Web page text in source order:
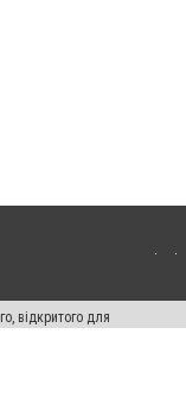
відкритого для